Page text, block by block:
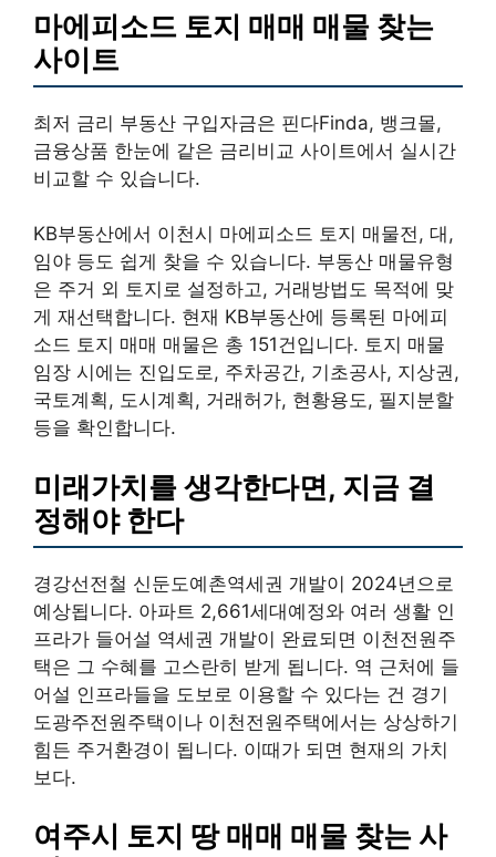
마에피소드 토지 매매 매물 찾는
사이트
최저 금리 부동산 구입자금은 핀다Finda, 뱅크몰,
금융상품 한눈에 같은 금리비교 사이트에서 실시간
비교할 수 있습니다.
KB부동산에서 이천시 마에피소드 토지 매물전, 대,
임야 등도 쉽게 찾을 수 있습니다. 부동산 매물유형
은 주거 외 토지로 설정하고, 거래방법도 목적에 맞
게 재선택합니다. 현재 KB부동산에 등록된 마에피
소드 토지 매매 매물은 총 151건입니다. 토지 매물
임장 시에는 진입도로, 주차공간, 기초공사, 지상권,
국토계획, 도시계획, 거래허가, 현황용도, 필지분할
등을 확인합니다.
미래가치를 생각한다면, 지금 결
정해야 한다
경강선전철 신둔도예촌역세권 개발이 2024년으로
예상됩니다. 아파트 2,661세대예정와 여러 생활 인
프라가 들어설 역세권 개발이 완료되면 이천전원주
택은 그 수혜를 고스란히 받게 됩니다. 역 근처에 들
어설 인프라들을 도보로 이용할 수 있다는 건 경기
도광주전원주택이나 이천전원주택에서는 상상하기
힘든 주거환경이 됩니다. 이때가 되면 현재의 가치
보다.
여주시 토지 땅 매매 매물 찾는 사